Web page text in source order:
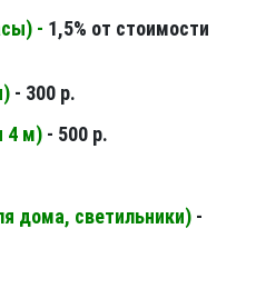
- 1,5% от стоимости
) - 300 р.
4 м) - 500 р.
дома, светильники) -